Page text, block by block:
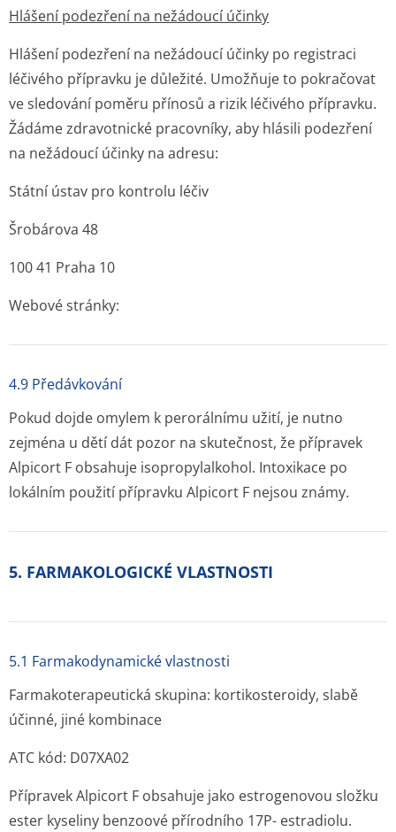
Hlášení podezření na nežádoucí účinky
Hlášení podezření na nežádoucí účinky po registraci
léčivého přípravku je důležité. Umožňuje to pokračovat
ve sledování poměru přínosů a rizik léčivého přípravku.
Žádáme zdravotnické pracovníky, aby hlásili podezření
na nežádoucí účinky na adresu:
Státní ústav pro kontrolu léčiv
Šrobárova 48
100 41 Praha 10
Webové stránky:
4.9 Předávkování
Pokud dojde omylem k perorálnímu užití, je nutno
zejména u dětí dát pozor na skutečnost, že přípravek
Alpicort F obsahuje isopropylalkohol. Intoxikace po
lokálním použití přípravku Alpicort F nejsou známy.
5. FARMAKOLOGICKÉ VLASTNOSTI
5.1 Farmakodynamické vlastnosti
Farmakoterapeutická skupina: kortikosteroidy, slabě
účinné, jiné kombinace
ATC kód: D07XA02
Přípravek Alpicort F obsahuje jako estrogenovou složku
ester kyseliny benzoové přírodního 17P- estradiolu.